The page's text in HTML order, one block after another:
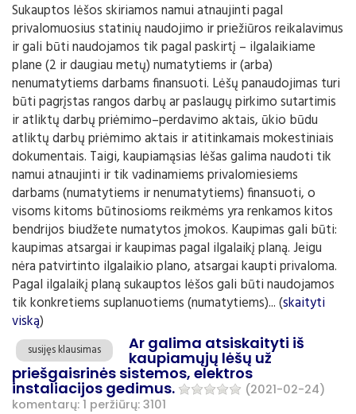
Sukauptos lėšos skiriamos namui atnaujinti pagal
privalomuosius statinių naudojimo ir priežiūros reikalavimus
ir gali būti naudojamos tik pagal paskirtį – ilgalaikiame
plane (2 ir daugiau metų) numatytiems ir (arba)
nenumatytiems darbams finansuoti. Lėšų panaudojimas turi
būti pagrįstas rangos darbų ar paslaugų pirkimo sutartimis
ir atliktų darbų priėmimo–perdavimo aktais, ūkio būdu
atliktų darbų priėmimo aktais ir atitinkamais mokestiniais
dokumentais. Taigi, kaupiamąsias lėšas galima naudoti tik
namui atnaujinti ir tik vadinamiems privalomiesiems
darbams (numatytiems ir nenumatytiems) finansuoti, o
visoms kitoms būtinosioms reikmėms yra renkamos kitos
bendrijos biudžete numatytos įmokos. Kaupimas gali būti:
kaupimas atsargai ir kaupimas pagal ilgalaikį planą. Jeigu
nėra patvirtinto ilgalaikio plano, atsargai kaupti privaloma.
Pagal ilgalaikį planą sukauptos lėšos gali būti naudojamos
tik konkretiems suplanuotiems (numatytiems)... (skaityti
viską)
susijęs klausimas Ar galima atsiskaityti iš
kaupiamųjų lėšų už
priešgaisrinės sistemos, elektros
instaliacijos gedimus.
(2021-02-24)
komentarų: 1 peržiūrų: 3101